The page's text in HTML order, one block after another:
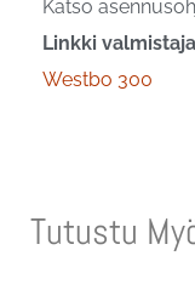
Katso
Linkki
Westbo 300
Tutustu